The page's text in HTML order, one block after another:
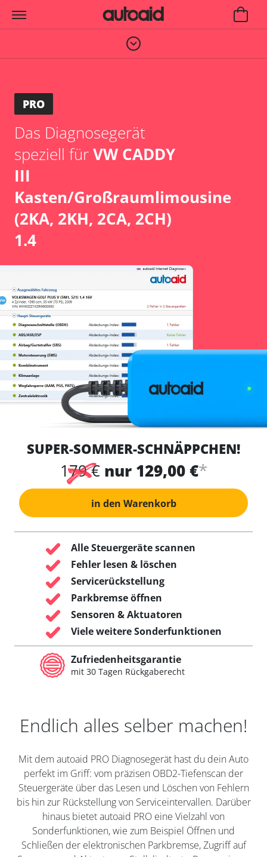
PRO
Das Diagnosegerät
speziell fürVW CADDY
III
Kasten/Großraumlimousine
(2KA, 2KH, 2CA, 2CH)
1.4
SUPER-SOMMER-SCHNÄPPCHEN!
179 € nur 129,00 €*
in den Warenkorb
Alle Steuergeräte scannen
Fehler lesen & löschen
Servicerückstellung
Parkbremse öffnen
Sensoren & Aktuatoren
Viele weitere Sonderfunktionen
Zufriedenheitsgarantie
mit 30 Tagen Rückgaberecht
Endlich alles selber machen!
Mit dem autoaid PRO Diagnosegerät hast du dein Auto
perfekt im Griff: vom präzisen OBD2-Tiefenscan der
Steuergeräte über das Lesen und Löschen von Fehlern
bis hin zur Rückstellung von Serviceintervallen. Darüber
hinaus bietet autoaid PRO eine Vielzahl von
Sonderfunktionen, wie zum Beispiel Öffnen und
Schließen der elektronischen Parkbremse, Zugriff auf